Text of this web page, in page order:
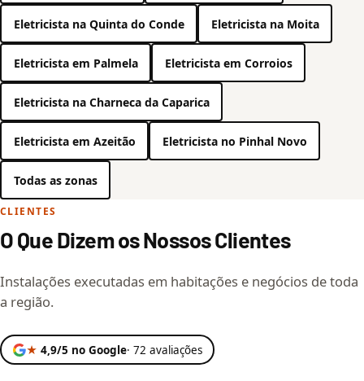
Eletricista na Quinta do Conde Eletricista na Moita
Eletricista em Palmela Eletricista em Corroios
Eletricista na Charneca da Caparica
Eletricista em Azeitão Eletricista no Pinhal Novo
Todas as zonas
CLIENTES
O Que Dizem os Nossos Clientes
Instalações executadas em habitações e negócios de toda
a região.
★ 4,9/5 no Google· 72 avaliações